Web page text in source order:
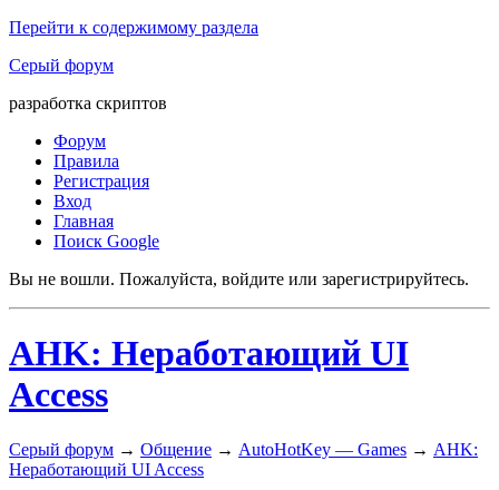
Перейти к содержимому раздела
Серый форум
разработка скриптов
Форум
Правила
Регистрация
Вход
Главная
Поиск Google
Вы не вошли. Пожалуйста, войдите или зарегистрируйтесь.
AHK: Неработающий UI
Access
Серый форум → Общение → AutoHotKey — Games → AHK:
Неработающий UI Access